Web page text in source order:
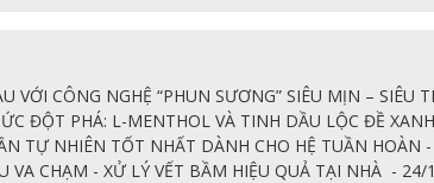
VỚI CÔNG NGHỆ “PHUN SƯƠNG” SIÊU MỊN – SIÊU
ĐỘT PHÁ: L-MENTHOL VÀ TINH DẦU LỘC ĐỀ
TỰ NHIÊN TỐT NHẤT DÀNH CHO HỆ TUẦN HOÀN
VA CHẠM - XỬ LÝ VẾT BẦM HIỆU QUẢ TẠI NHÀ - 24/